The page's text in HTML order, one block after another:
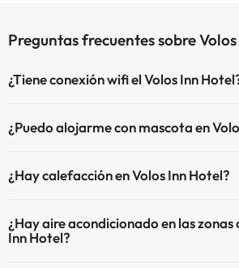
Preguntas frecuentes sobre
¿Tiene conexión wifi el Volos Inn
¿Puedo alojarme con mascota en
¿Hay calefacción en Volos Inn Hotel?
¿Hay aire acondicionado en las zonas
Inn Hotel?